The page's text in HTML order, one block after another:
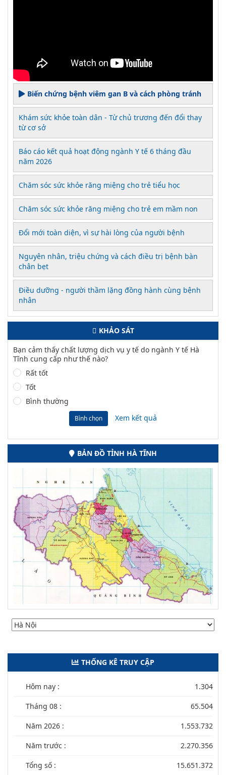
Biến chứng bệnh viêm gan B và cách phòng tránh
Khám sức khỏe toàn dân - Từ chủ trương đến đổi thay
từ cơ sở
Báo cáo kết quả hoạt động ngành Y tế 6 tháng đầu
năm 2026
Chăm sóc sức khỏe răng miệng cho trẻ tiểu học
Chăm sóc sức khỏe răng miệng cho trẻ em mầm non
Đổi mới toàn diện, vì sự hài lòng của người bệnh
Nguyên nhân, triệu chứng và cách điều trị bệnh bàn
chân bẹt
Điều dưỡng - người thầm lặng đồng hành cùng bệnh
nhân
KHẢO SÁT
Bạn cảm thấy chất lượng dịch vụ y tế do ngành Y tế Hà
Tĩnh cung cấp như thế nào?
Rất tốt
Tốt
Bình thường
Bình chọn Xem kết quả
BẢN ĐỒ TỈNH HÀ TĨNH
THỐNG KÊ TRUY CẬP
Hôm nay : 1.304
Tháng 08 : 65.504
Năm 2026 : 1.553.732
Năm trước : 2.270.356
Tổng số : 15.651.372